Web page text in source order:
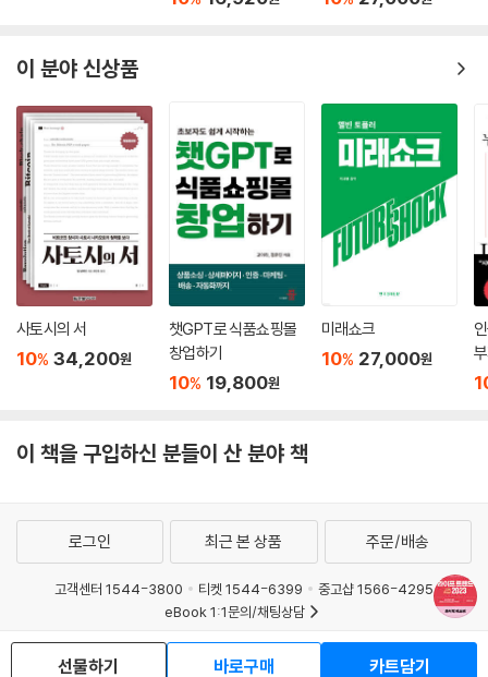
츠는 ‘어떻게 하면 클린 테크에 막대한 자본을 투입할 것인가(How to De
닥칠 위기가 클린 테크에도 위기가 될 수 있으며, 수년간의 겨울을 겪을 수
있다고 얘기했다. 러시아 전쟁으로 클린 테크는 위기와 기회가 공존한다.
러시아의 석유와 천연가스에 의존도가 높은 유럽에선 에너지 공급 문제가
생기면서 석탄 발전을 다시 꺼내는 등 탄소 중립에 후퇴적 액션이 나오는
반면, 한편에선 재생 에너지에 대한 투자가 역대급으로 확대되는 액션이
나온다. 자산 시장 하락, 경기 침체 등도 클린 테크에 위기와 기회를 동시에
준다. 투자 자본이 위축되며 스타트업에 투자되던 자금이 크게 줄어들기
시작했고, 이 과정에서 클린 테크 투자가 위축되는 것에 대해 우려를 표한
것이 빌 게이츠다. 탄소 중립 2050 목표를 위한 실행이 위축되는 것도 우
려했다.
---「클린 테크를 주도하는 빌 게이츠」중에서
투닷은 2021년 11월 자율 주행차 한정 운수 면허를 취득했고 서울시 자율
상암동(자율 주행 자동차 시범 운행 지구)에서 2개 노선(각기 5.3킬로미
터, 4.0킬로미터 구간), 4대를 운영했는데, 자율 주행 택시는 기아의 전기
차 니로 EV에 솔루션 Akit을 달아 자율 주행차로 개조했다. 차량 지붕 등 7
곳에 카메라를 설치했고 범퍼 등 5곳에 레이더를 달았다. 전용 앱으로 실
시간 호출해 탑승할 수 있고, 요금은 회당 2000원이다. 2022년 6월부터
상암동 내 자율 주행 택시는 7대로 늘었고, 운행 노선도 3개로 늘었다. 점
밴쿠버, 일본 도쿄도 빈집 문제를 겪고 있는데 이를 해결하기 위해 빈집세
를 탈출하려는 사람들, 대도시의 기업에서 일하지만 원격 근무가 가능한
사람들, 5도 2촌과 4도 3촌을 하며 도시와 농어촌의 삶을 병행하려는 사
람들을 유치하면 지방 소멸 방지, 지역 경제 활성화, 빈집 재활용 등이 가능
하기 때문이다.(220쪽)
* 잘코사니 & 샤덴프로이데: 불행과 불안에 대응하는 마케팅을 수립하는
마케터
2021년 11월 한국경제연구원의 발표에 따르면, 청년들이 느끼는 체감 경
제 고통 지수는 역대 최악이었다. 2022년 7월에 발표한 2022년 1분기 국
민 고통 지수 또한 역대 최고치였다. 팬데믹, 인플레이션, 경기 침체, 자산
을 얻는 이도 많아질 것이다.
독일어 ‘샤덴프로이데(Schadenfreude)’는 남의 불행이 곧 나의 행복이
된다는 아주 못된 단어다. 그런데 우리말에도 이와 비슷한 말이 있다. ‘잘코
사니’는 미운 사람의 불행을 고소하게 여길 때 내는 감탄사다.(223쪽) 샤
덴프로이데와 잘코사니를 느끼는 건 내가 사악하거나 못나서가 아니다. 치
열한 경쟁과 승자 독식 사회를 살아가는 우리에게 그만큼 여유가 없고 불
안해서가 아닐까? 이런 불안감과 위기의식은 정부와 지자체에게는 해결
이 분야 신상품
사토시의 서
10% 34,200원
챗GPT로 식품쇼핑몰
창업하기
10% 19,800원
미래쇼크
10% 27,000원
이 책을 구입하신 분들이 산 분야 책
선물하기 바로구매 카트담기
로그인 최근 본 상품 주문/배송
고객센터 1544-3800 티켓 1544-6399
중고샵 1566-4295
eBook 1:1문의/채팅상담
예스이십사(주) 사업자 정보